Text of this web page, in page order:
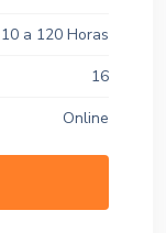
10 a 120 Horas
16
Online